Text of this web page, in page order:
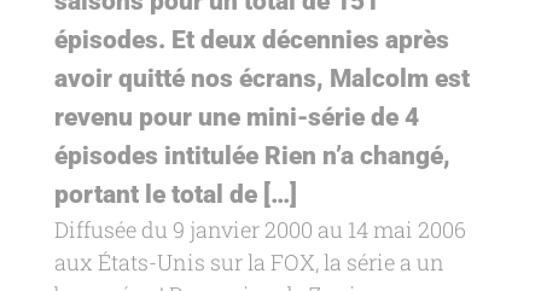
épisodes. Et deux décennies après
avoir quitté nos écrans, Malcolm est
revenu pour une mini-série de 4
épisodes intitulée Rien n’a changé,
portant le total de […]
Diffusée du 9 janvier 2000 au 14 mai 2006
aux États-Unis sur la FOX, la série a un